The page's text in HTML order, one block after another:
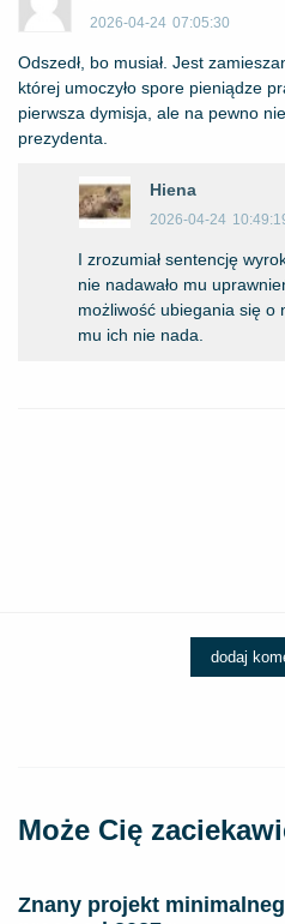
2026-04-24 07:05:30
Odszedł, bo musiał. Jest
której umoczyło spore pieniądze
pierwsza dymisja, ale na pewno
prezydenta.
Hiena
2026-04-24
I zrozumiał sentencję
nie nadawało mu
możliwość ubiegania się o
mu ich nie nada.
dodaj
Może Cię
Znany projekt